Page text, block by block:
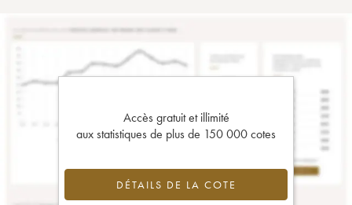
Accès gratuit et illimité
aux statistiques de plus de 150 000 cotes
DÉTAILS DE LA COTE